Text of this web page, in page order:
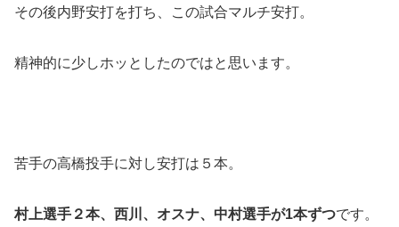
その後内野安打を打ち、この試合マルチ安打。
精神的に少しホッとしたのではと思います。
苦手の高橋投手に対し安打は５本。
村上選手２本、西川、オスナ、中村選手が1本ずつです。